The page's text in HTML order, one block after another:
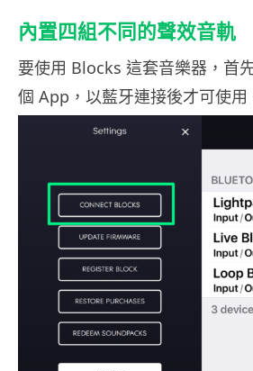
內置四組不同的聲效音軌
要使用 Blocks 這套音樂器，首
個 App，以藍牙連接後才可使用